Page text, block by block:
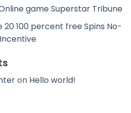
game Superstar Tribune
100 percent free Spins No-
on Hello world!